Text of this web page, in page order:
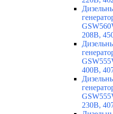
208В,
400В,
230В,